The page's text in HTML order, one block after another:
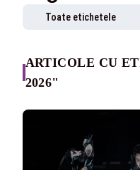
Toate etichetele
ARTICOLE CU
2026"